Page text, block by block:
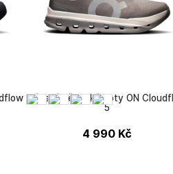
Pánské běžecké boty ON
5
4 990 Kč